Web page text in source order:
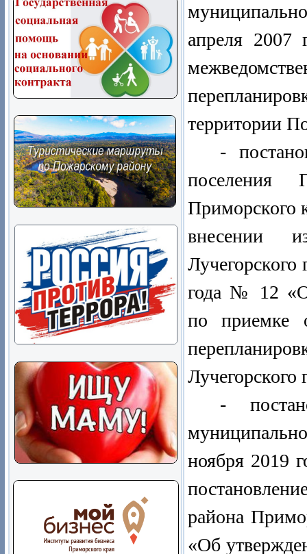
апреля 2007
территории
-
поселения
Приморского
внесении
Лучегорского
года № 12 «О
по приемке
Лучегорского
-
ноября 2019
района
«Об